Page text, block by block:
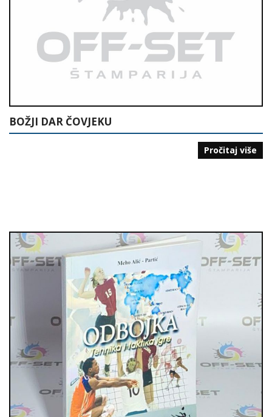
BOŽJI DAR ČOVJEKU
Pročitaj više